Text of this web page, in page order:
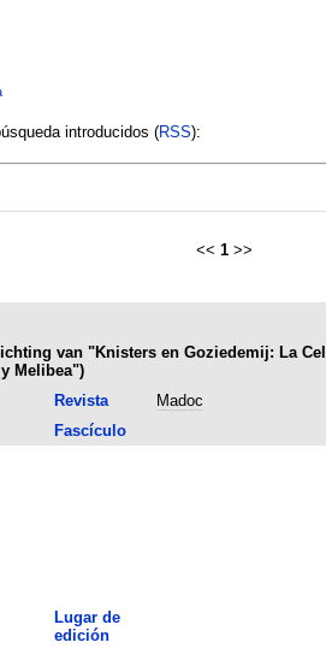
introducidos (RSS):
<< 1 >>
van "Knisters en Goziedemij: La
Melibea")
Revista Madoc
Fascículo
Lugar de
edición